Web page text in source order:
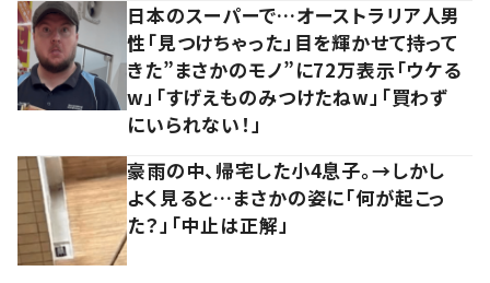
日本のスーパーで…オーストラリア人男
性「見つけちゃった」目を輝かせて持って
きた”まさかのモノ”に72万表示「ウケる
w」「すげえものみつけたねw」「買わず
にいられない！」
豪雨の中、帰宅した小4息子。→しかし
よく見ると…まさかの姿に「何が起こっ
た？」「中止は正解」